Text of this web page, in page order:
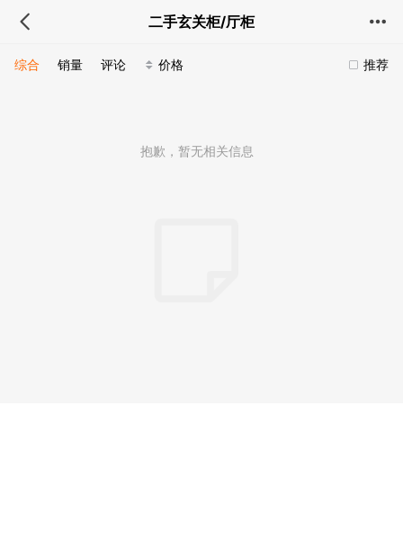
二手玄关柜/厅柜
推荐
综合 销量 评论 价格
抱歉，暂无相关信息